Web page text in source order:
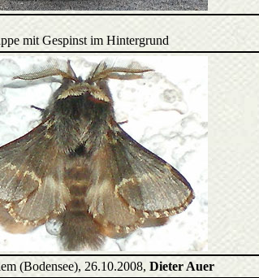
mit Gespinst im Hintergrund
(Bodensee), 26.10.2008, Dieter Auer